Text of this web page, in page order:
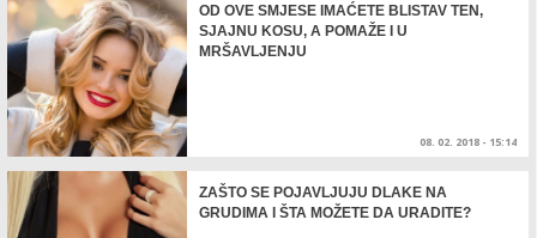
OD OVE SMJESE IMAĆETE BLISTAV TEN,
SJAJNU KOSU, A POMAŽE I U
MRŠAVLJENJU
08. 02. 2018 - 15:14
ZAŠTO SE POJAVLJUJU DLAKE NA
GRUDIMA I ŠTA MOŽETE DA URADITE?